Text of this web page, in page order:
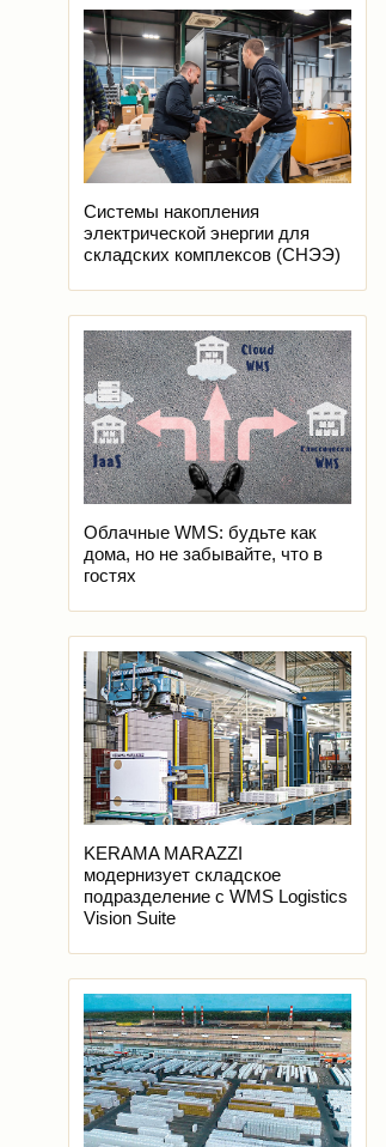
Системы накопления
электрической энергии для
складских комплексов (СНЭЭ)
Облачные WMS: будьте как
дома, но не забывайте, что в
гостях
KERAMA MARAZZI
модернизует складское
подразделение с WMS Logistics
Vision Suite